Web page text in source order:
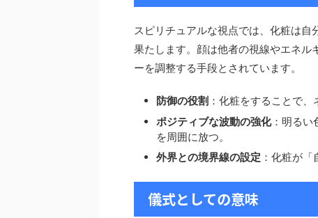
スピリチュアルな視点では、化粧は
果たします。顔は他者の視線やエネ
ーを調整する手段とされています。
防御の役割 ：化粧をすることで
ポジティブな波動の強化：明るい
を周囲に放つ。
外界との境界線の設定 ：化粧が
儀式としての意味